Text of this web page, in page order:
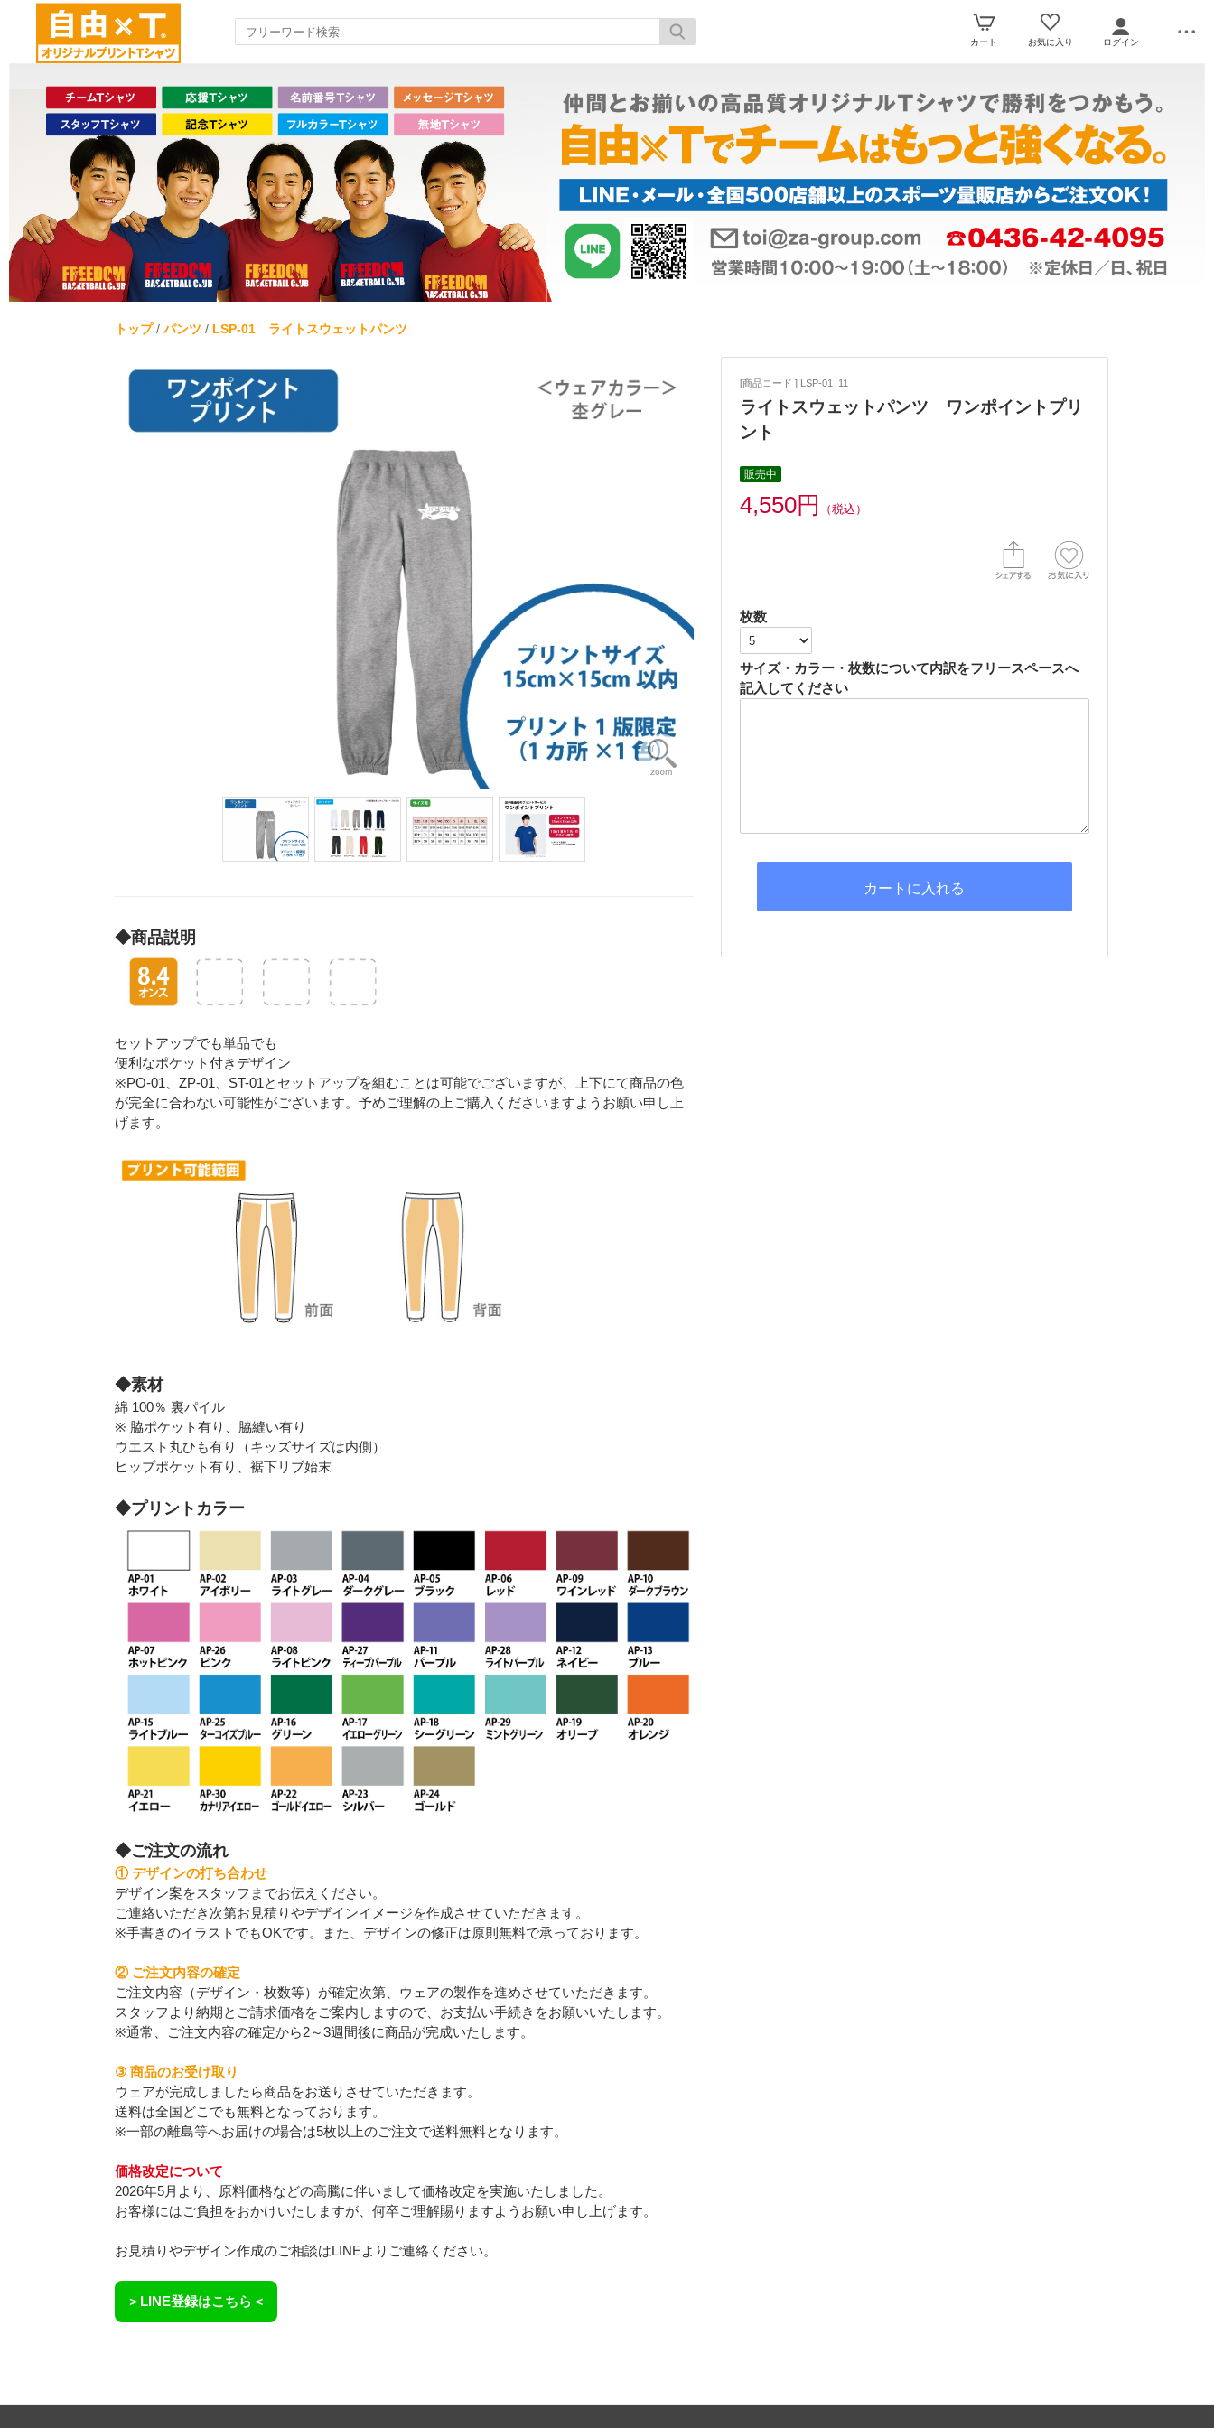
カート お気に入り ログイン
トップ/ パンツ / LSP-01 ライトスウェットパンツ
◆商品説明
セットアップでも単品でも
便利なポケット付きデザイン
※PO-01、ZP-01、ST-01とセットアップを組むことは可能でございますが、上下にて商品の色
が完全に合わない可能性がございます。予めご理解の上ご購入くださいますようお願い申し上
げます。
◆素材
綿 100％ 裏パイル
※ 脇ポケット有り、脇縫い有り
ウエスト丸ひも有り（キッズサイズは内側）
ヒップポケット有り、裾下リブ始末
◆プリントカラー
◆ご注文の流れ
① デザインの打ち合わせ
デザイン案をスタッフまでお伝えください。
ご連絡いただき次第お見積りやデザインイメージを作成させていただきます。
※手書きのイラストでもOKです。また、デザインの修正は原則無料で承っております。
② ご注文内容の確定
ご注文内容（デザイン・枚数等）が確定次第、ウェアの製作を進めさせていただきます。
スタッフより納期とご請求価格をご案内しますので、お支払い手続きをお願いいたします。
※通常、ご注文内容の確定から2～3週間後に商品が完成いたします。
③ 商品のお受け取り
ウェアが完成しましたら商品をお送りさせていただきます。
送料は全国どこでも無料となっております。
※一部の離島等へお届けの場合は5枚以上のご注文で送料無料となります。
価格改定について
2026年5月より、原料価格などの高騰に伴いまして価格改定を実施いたしました。
お客様にはご負担をおかけいたしますが、何卒ご理解賜りますようお願い申し上げます。
お見積りやデザイン作成のご相談はLINEよりご連絡ください。
＞LINE登録はこちら＜
[商品コード ] LSP-01_11
ライトスウェットパンツ ワンポイントプリ
ント
販売中
4,550円 （税込）
枚数
サイズ・カラー・枚数について内訳をフリースペースへ
記入してください